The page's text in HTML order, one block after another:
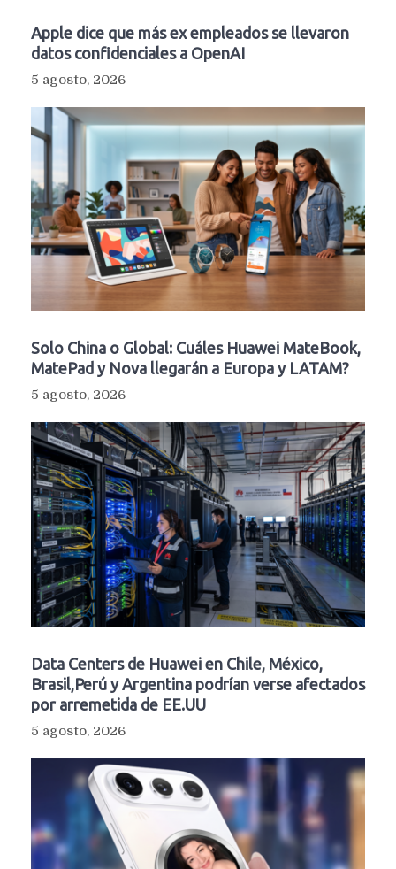
Apple dice que más ex empleados se llevaron
datos confidenciales a OpenAI
5 agosto, 2026
Solo China o Global: Cuáles Huawei MateBook,
MatePad y Nova llegarán a Europa y LATAM?
5 agosto, 2026
Data Centers de Huawei en Chile, México,
Brasil,Perú y Argentina podrían verse afectados
por arremetida de EE.UU
5 agosto, 2026